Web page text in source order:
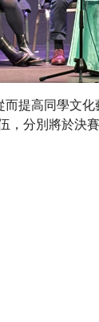
高同學文化
分別將於決